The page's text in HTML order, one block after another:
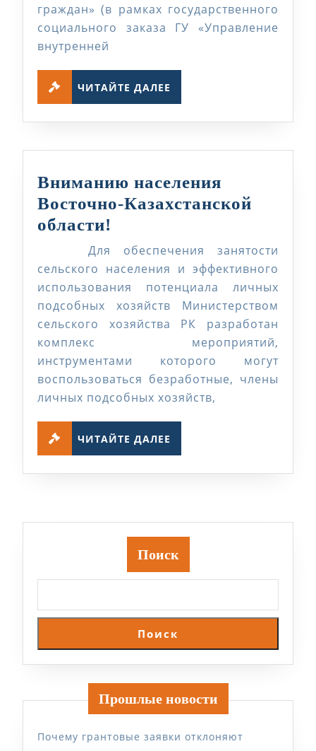
граждан» (в рамках государственного
социального заказа ГУ «Управление
внутренней
ЧИТАЙТЕ ДАЛЕЕ
Вниманию населения
Восточно-Казахстанской
области!
населения
Восточно-
Казахстанской
области!
Для обеспечения занятости
сельского населения и эффективного
использования потенциала личных
подсобных хозяйств Министерством
сельского хозяйства РК разработан
комплекс мероприятий,
инструментами которого могут
воспользоваться безработные, члены
личных подсобных хозяйств,
ЧИТАЙТЕ ДАЛЕЕ
Поиск
Поиск
Прошлые новости
Почему грантовые заявки отклоняют